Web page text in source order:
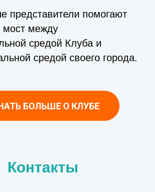
представители помогают
мост между
средой Клуба и
средой своего города.
БОЛЬШЕ О КЛУБЕ
Контакты